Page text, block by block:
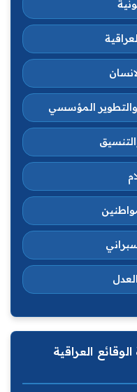
والتطوير المؤسسي
جريدة الوقائع العراقية